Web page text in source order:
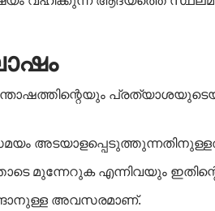
മുന്നേറുക എന്നിവയും
അവസരമാണ്.